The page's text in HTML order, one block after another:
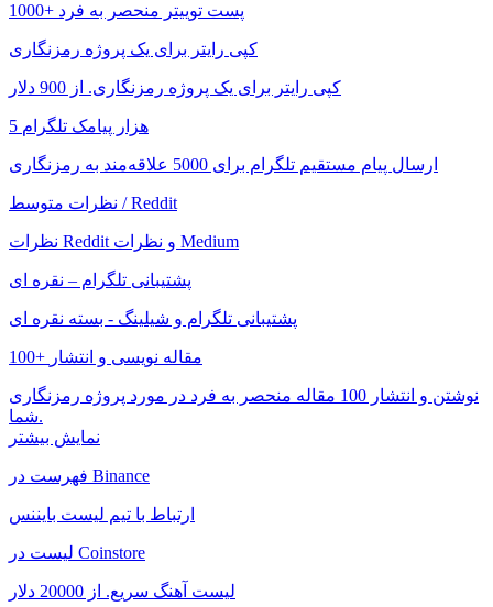
1000+ پست توییتر منحصر به فرد
کپی رایتر برای یک پروژه رمزنگاری
کپی رایتر برای یک پروژه رمزنگاری. از 900 دلار
5 هزار پیامک تلگرام
ارسال پیام مستقیم تلگرام برای 5000 علاقه‌مند به رمزنگاری
نظرات متوسط ​​/ Reddit
نظرات Reddit و نظرات Medium
پشتیبانی تلگرام – نقره ای
پشتیبانی تلگرام و شیلینگ - بسته نقره ای
100+ مقاله نویسی و انتشار
نوشتن و انتشار 100 مقاله منحصر به فرد در مورد پروژه رمزنگاری
شما.
نمایش بیشتر
فهرست در Binance
ارتباط با تیم لیست بایننس
لیست در Coinstore
لیست آهنگ سریع. از 20000 دلار